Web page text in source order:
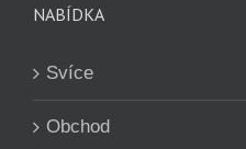
NABÍDKA
Svíce
Obchod